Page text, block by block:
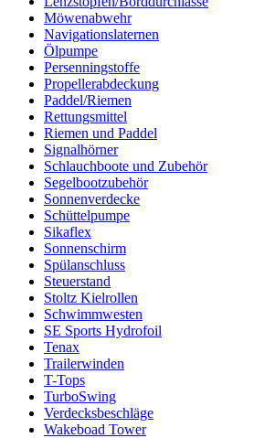
Möwenabwehr
Navigationslaternen
Ölpumpe
Persenningstoffe
Propellerabdeckung
Paddel/Riemen
Rettungsmittel
Riemen und Paddel
Signalhörner
Schlauchboote und Zubehör
Segelbootzubehör
Sonnenverdecke
Schüttelpumpe
Sikaflex
Sonnenschirm
Spülanschluss
Steuerstand
Stoltz Kielrollen
Schwimmwesten
SE Sports Hydrofoil
Tenax
Trailerwinden
T-Tops
TurboSwing
Verdecksbeschläge
Wakeboad Tower